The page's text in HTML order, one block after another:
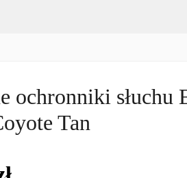
ochronniki słuchu
Tan